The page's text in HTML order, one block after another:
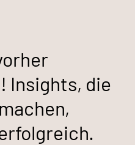
Insights, die